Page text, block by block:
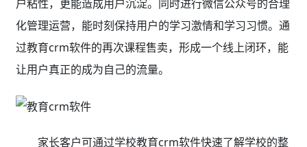
户粘性，更能造成用户沉淀。同时进行微信公众号的合理
化管理运营，能时刻保持用户的学习激情和学习习惯。通
过教育crm软件的再次课程售卖，形成一个线上闭环，能
让用户真正的成为自己的流量。
家长客户可通过学校教育crm软件快速了解学校的整